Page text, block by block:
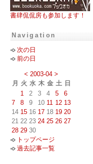
書肆侃侃房も参加します！
Navigation
次の日
前の日
< 2003-04 >
月
火 水 木 金 土 日
1
2 3 4 5
6
7
8 9 10 11 12 13
14 15 16 17 18 19 20
21 22 23 24 25 26 27
28 29 30
トップページ
過去記事一覧